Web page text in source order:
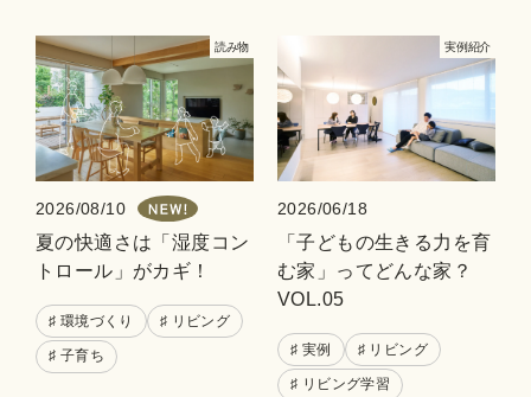
読み物
2026/08/10
夏の快適さは「湿度コン
トロール」がカギ！
♯ 環境づくり ♯ リビング
♯ 子育ち
実例紹介
2026/06/18
「子どもの生きる力を育
む家」ってどんな家？
VOL.05
♯ 実例 ♯ リビング
♯ リビング学習